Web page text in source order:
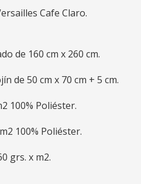
Cafe Claro.
de 160 cm x 260 cm.
de 50 cm x 70 cm + 5 cm.
100% Poliéster.
100% Poliéster.
grs. x m2.